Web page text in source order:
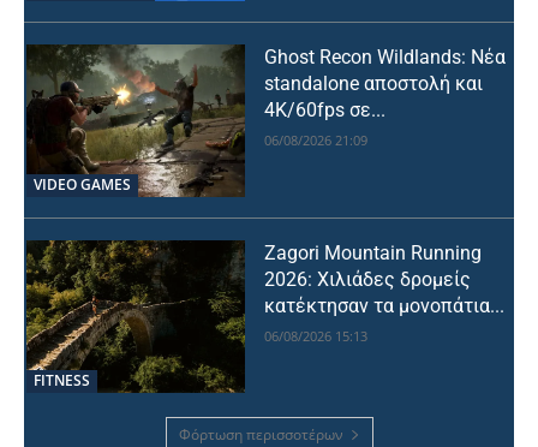
VIDEO GAMES
Ghost Recon Wildlands: Νέα
standalone αποστολή και
4K/60fps σε...
06/08/2026 21:09
FITNESS
Zagori Mountain Running
2026: Χιλιάδες δρομείς
κατέκτησαν τα μονοπάτια...
06/08/2026 15:13
Φόρτωση περισσοτέρων